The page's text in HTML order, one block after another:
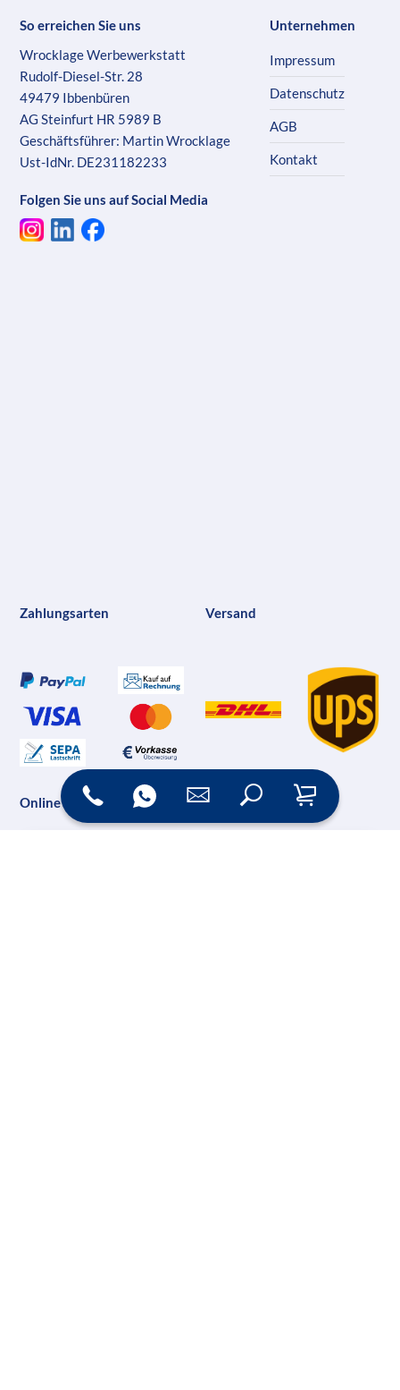
So erreichen Sie uns
Wrocklage Werbewerkstatt
Rudolf-Diesel-Str. 28
49479 Ibbenbüren
AG Steinfurt HR 5989 B
Geschäftsführer: Martin Wrocklage
Ust-IdNr. DE231182233
Folgen Sie uns auf Social Media
Unternehmen
Impressum
Datenschutz
AGB
Kontakt
Zahlungsarten Versand
Online Shop